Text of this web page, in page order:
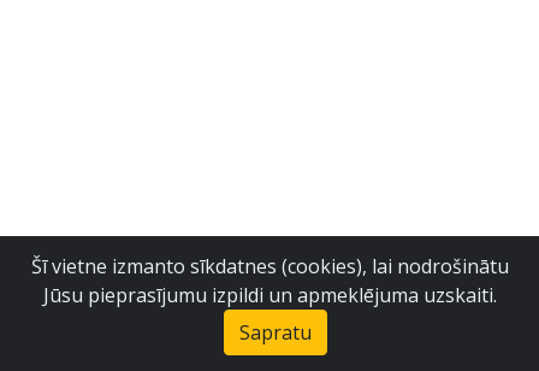
Šī vietne izmanto sīkdatnes (cookies), lai nodrošinātu
Jūsu pieprasījumu izpildi un apmeklējuma uzskaiti.
Sapratu